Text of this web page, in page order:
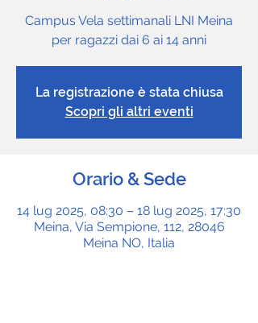
Campus Vela settimanali LNI Meina
per ragazzi dai 6 ai 14 anni
La registrazione è stata chiusa
Scopri gli altri eventi
Orario & Sede
14 lug 2025, 08:30 – 18 lug 2025, 17:30
Meina, Via Sempione, 112, 28046
Meina NO, Italia